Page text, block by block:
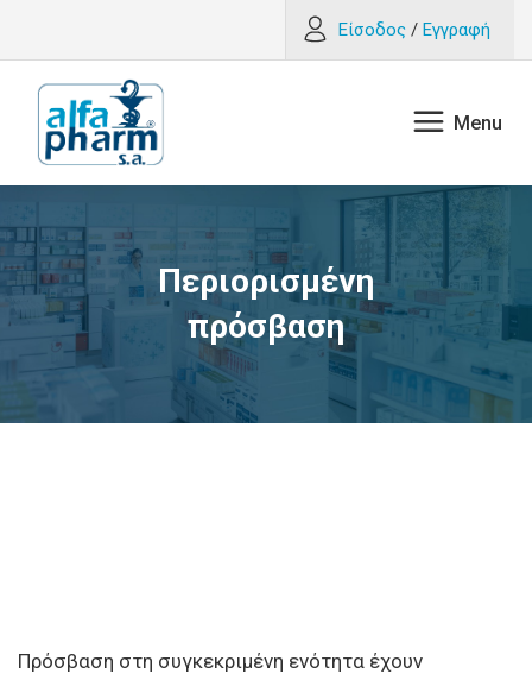
Είσοδος / Εγγραφή
Περιορισμένη
πρόσβαση
Πρόσβαση στη συγκεκριμένη ενότητα έχουν